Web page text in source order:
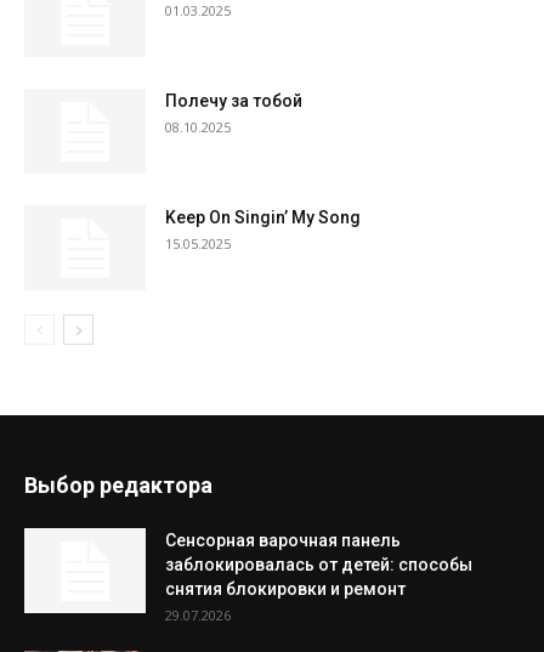
01.03.2025
Полечу за тобой
08.10.2025
Keep On Singin’ My Song
15.05.2025
Выбор редактора
Сенсорная варочная панель
заблокировалась от детей: способы
снятия блокировки и ремонт
29.07.2026